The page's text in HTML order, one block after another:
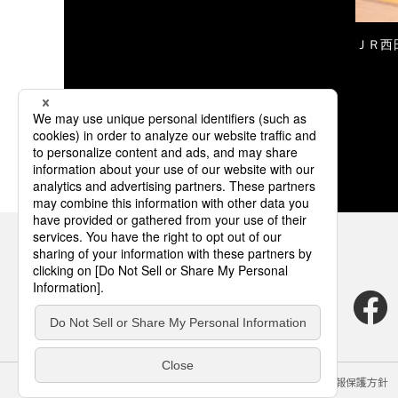
ＪＲ
サイトのご利用にあたって クッキーポリシー 個人情報保護方針